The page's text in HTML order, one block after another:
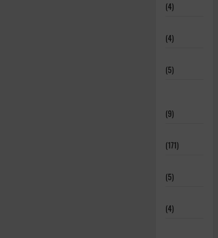
(4)
(4)
(5)
(9)
(171)
(5)
(4)